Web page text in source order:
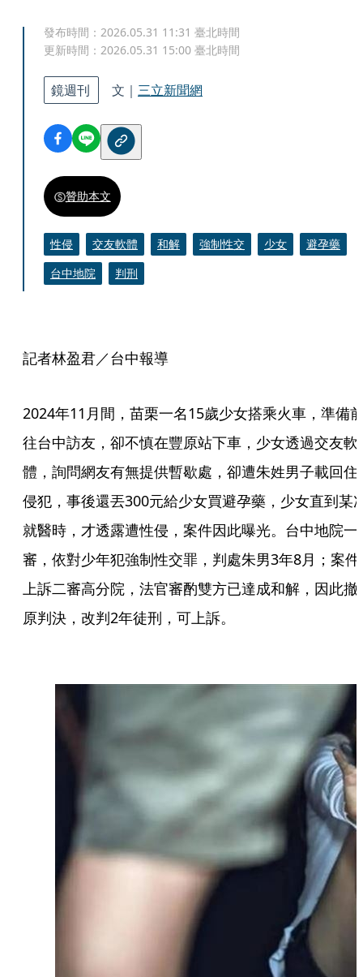
發布時間： 2026.05.31 11:31 臺北時間
更新時間： 2026.05.31 15:00 臺北時間
鏡週刊 文｜ 三立新聞網
贊助本文
性侵 交友軟體 和解 強制性交 少女
避孕藥
台中地院
判刑
記者林盈君／台中報導
2024年11月間，苗栗一名15歲少女搭乘火車，準備
往台中訪友，卻不慎在豐原站下車，少女透過交友軟
體，詢問網友有無提供暫歇處，卻遭朱姓男子載回住
侵犯，事後還丟300元給少女買避孕藥，少女直到某
就醫時，才透露遭性侵，案件因此曝光。台中地院一
審，依對少年犯強制性交罪，判處朱男3年8月；案件
上訴二審高分院，法官審酌雙方已達成和解，因此撤
原判決，改判2年徒刑，可上訴。